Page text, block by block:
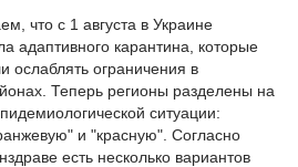
что с 1 августа в Украине
адаптивного карантина, которые
ослаблять ограничения в
Теперь регионы разделены на
ситуации:
и "красную". Согласно
есть несколько вариантов